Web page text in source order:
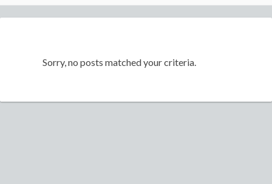
Sorry, no posts matched your criteria.